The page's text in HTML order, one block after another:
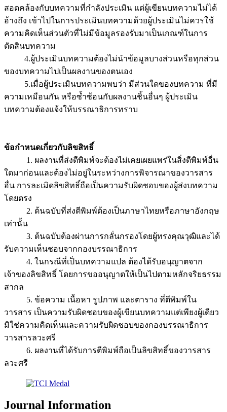
สอดคล้องกับบทความที่กำลังประเมิน แต่ผู้เขียนบทความไม่ได้
อ้างถึง เข้าไปในการประเมินบทความด้วยผู้ประเมินไม่ควรใช้
ความคิดเห็นส่วนตัวที่ไม่มีข้อมูลรองรับมาเป็นเกณฑ์ในการ
ตัดสินบทความ
4.ผู้ประเมินบทความต้องไม่นำข้อมูลบางส่วนหรือทุกส่วน
ของบทความไปเป็นผลงานของตนเอง
5.เมื่อผู้ประเมินบทความพบว่า มีส่วนใดของบทความ ที่มี
ความเหมือนกัน หรือซ้ำซ้อนกับผลงานชิ้นอื่นๆ ผู้ประเมิน
บทความต้องแจ้งให้บรรณาธิการทราบ
ข้อกำหนดเกี่ยวกับลิขสิทธิ์
1. ผลงานที่ส่งตีพิมพ์จะต้องไม่เคยเผยแพร่ในสิ่งตีพิมพ์อื่น
ใดมาก่อนและต้องไม่อยู่ในระหว่างการพิจารณาของวารสาร
อื่น การละเมิดลิขสิทธิ์ถือเป็นความรับผิดชอบของผู้ส่งบทความ
โดยตรง
2. ต้นฉบับที่ส่งตีพิมพ์ต้องเป็นภาษาไทยหรือภาษาอังกฤษ
เท่านั้น
3. ต้นฉบับต้องผ่านการกลั่นกรองโดยผู้ทรงคุณวุฒิและได้
รับความเห็นชอบจากกองบรรณาธิการ
4. ในกรณีที่เป็นบทความแปล ต้องได้รับอนุญาตจาก
เจ้าของลิขสิทธิ์ โดยการขออนุญาตให้เป็นไปตามหลักจริยธรรม
สากล
5. ข้อความ เนื้อหา รูปภาพ และตาราง ที่ตีพิมพ์ใน
วารสาร เป็นความรับผิดชอบของผู้เขียนบทความแต่เพียงผู้เดียว
มิใช่ความคิดเห็นและความรับผิดชอบของกองบรรณาธิการ
วารสารลวะศรี
6. ผลงานที่ได้รับการตีพิมพ์ถือเป็นลิขสิทธิ์ของวารสาร
ลวะศรี
Journal Information